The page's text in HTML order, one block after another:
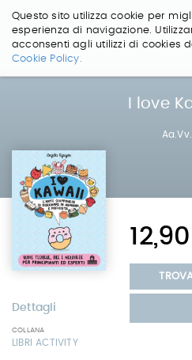
Questo sito utilizza cookie per
esperienza di navigazione.
acconsenti agli utilizzi di cookies
Cookie Policy.
Salta
I love
Aa.Vv.
Dettagli
COLLANA
LIBRI ACTIVITY